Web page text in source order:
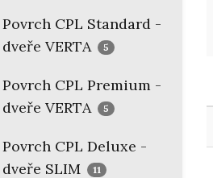
Povrch CPL Standard -
dveře VERTA
5
Povrch CPL Premium -
dveře VERTA
5
Povrch CPL Deluxe -
dveře SLIM
11